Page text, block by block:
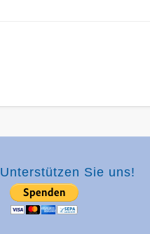
Unterstützen Sie uns!